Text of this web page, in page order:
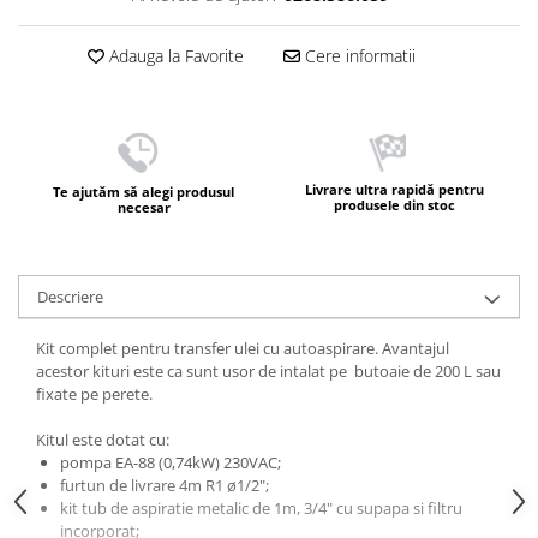
Adauga la Favorite Cere informatii
Te ajutăm să alegi produsul
necesar
Livrare ultra rapidă pentru
produsele din stoc
Descriere
Kit complet pentru transfer ulei cu autoaspirare. Avantajul
acestor kituri este ca sunt usor de intalat pe butoaie de 200 L sau
fixate pe perete.
Kitul este dotat cu:
pompa EA-88 (0,74kW) 230VAC;
furtun de livrare 4m R1 ø1/2";
kit tub de aspiratie metalic de 1m, 3/4" cu supapa si filtru
incorporat;